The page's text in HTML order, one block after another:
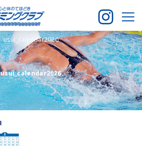
usui_calendar2026
usui_calendar2026